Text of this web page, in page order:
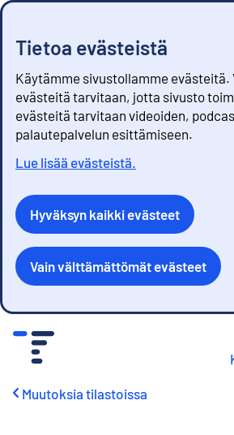
Tietoa evästeistä
Käytämme sivustollamme
evästeitä tarvitaan, jotta sivusto
evästeitä tarvitaan videoiden,
palautepalvelun esittämiseen.
Lue lisää evästeistä.
Hyväksyn kaikki evästeet
Vain välttämättömät evästeet
Muutoksia tilastoissa